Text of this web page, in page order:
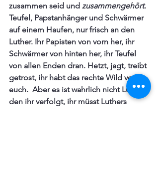
zusammen seid und zusammengehört.
Teufel, Papstanhänger und Schwärmer
auf einem Haufen, nur frisch an den
Luther. Ihr Papisten von vorn her, ihr
Schwärmer von hinten her, ihr Teufel
von allen Enden dran. Hetzt, jagt, treibt
getrost, ihr habt das rechte Wild vor
euch.  Aber es ist wahrlich nicht Luther,
den ihr verfolgt, ihr müsst Luthers